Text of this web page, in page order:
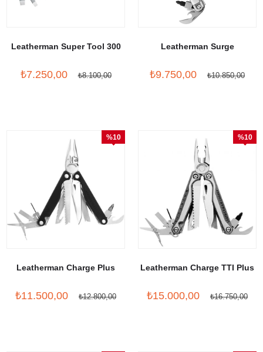
Leatherman Super Tool 300
₺7.250,00 ₺8.100,00
Leatherman Surge
₺9.750,00 ₺10.850,00
Leatherman Charge Plus
₺11.500,00 ₺12.800,00
%10
Leatherman Charge TTI Plus
₺15.000,00 ₺16.750,00
%10